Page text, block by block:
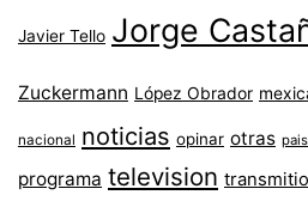
Javier Tello Jorge
Zuckermann López Obrador
nacional noticias opinar otras
programa television transmitio